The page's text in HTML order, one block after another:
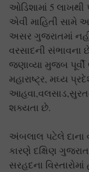
ઓડિશામાં 5
એવી માહિતી સામે
અસર ગુજરાતમાં
વરસાદની સંભાવના
જણાવ્યા મુજબ પૂર્વી
મહારાષ્ટ્ર, મઘ્ય
શક્યતા છે.
અંબલાલ પટેલે દાના
કારણે દક્ષિણ
સરહદના